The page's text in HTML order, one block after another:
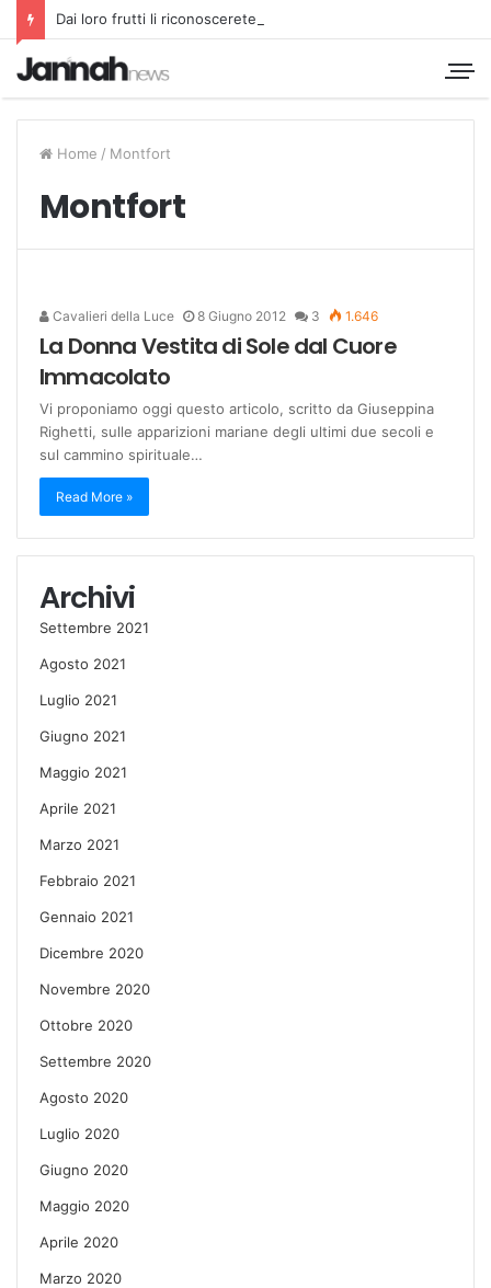
Dai loro frutti li riconoscerete
Home / Montfort
Montfort
Cavalieri della Luce 8 Giugno 2012 3 1.646
La Donna Vestita di Sole dal Cuore
Immacolato
Vi proponiamo oggi questo articolo, scritto da Giuseppina
Righetti, sulle apparizioni mariane degli ultimi due secoli e
sul cammino spirituale…
Read More »
Archivi
Settembre 2021
Agosto 2021
Luglio 2021
Giugno 2021
Maggio 2021
Aprile 2021
Marzo 2021
Febbraio 2021
Gennaio 2021
Dicembre 2020
Novembre 2020
Ottobre 2020
Settembre 2020
Agosto 2020
Luglio 2020
Giugno 2020
Maggio 2020
Aprile 2020
Marzo 2020